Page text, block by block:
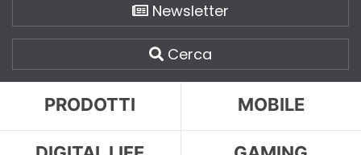
Newsletter
Cerca
PRODOTTI MOBILE